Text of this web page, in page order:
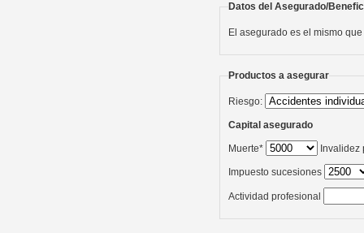
Datos del Asegurado/
El asegurado es el mismo
Productos a asegurar
Riesgo:
Capital asegurado
Muerte*
Impuesto sucesiones
Actividad profesional